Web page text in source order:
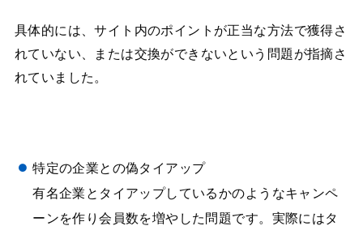
具体的には、サイト内のポイントが正当な方法で獲得さ
れていない、または交換ができないという問題が指摘さ
れていました。
特定の企業との偽タイアップ
有名企業とタイアップしているかのようなキャンペ
ーンを作り会員数を増やした問題です。実際にはタ